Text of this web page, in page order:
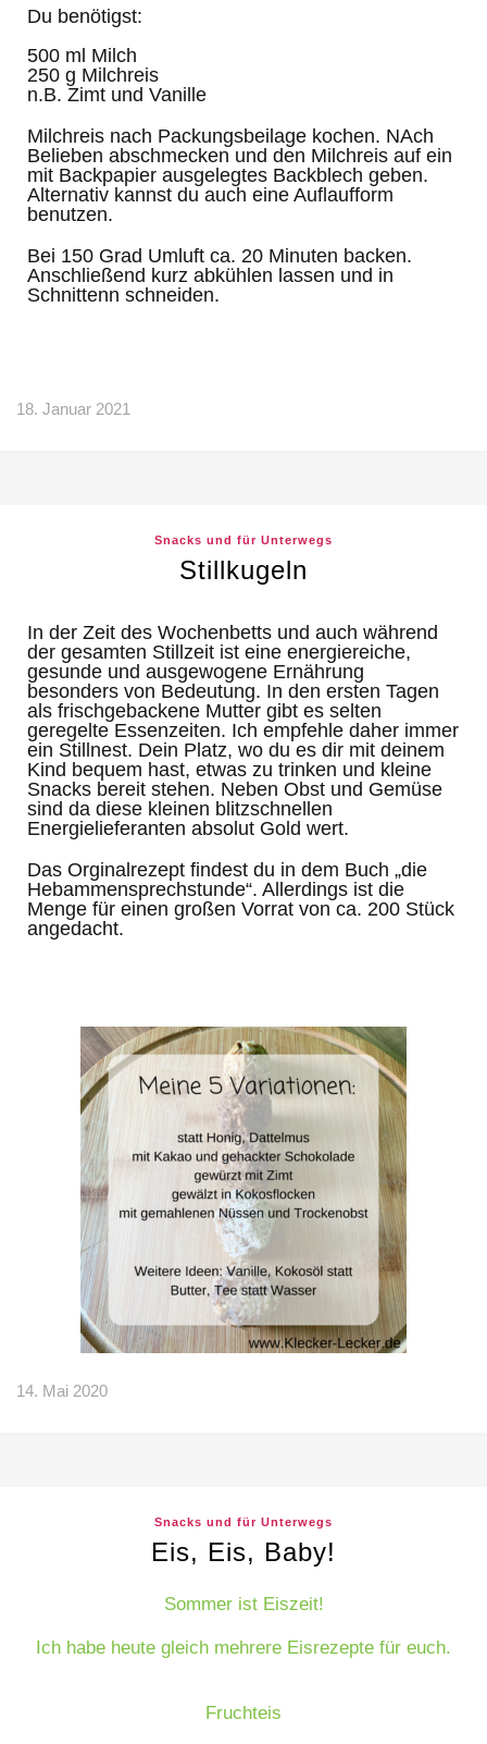
Du benötigst:
500 ml Milch
250 g Milchreis
n.B. Zimt und Vanille
Milchreis nach Packungsbeilage kochen. NAch
Belieben abschmecken und den Milchreis auf ein
mit Backpapier ausgelegtes Backblech geben.
Alternativ kannst du auch eine Auflaufform
benutzen.
Bei 150 Grad Umluft ca. 20 Minuten backen.
Anschließend kurz abkühlen lassen und in
Schnittenn schneiden.
18. Januar 2021
Snacks und für Unterwegs
Stillkugeln
In der Zeit des Wochenbetts und auch während
der gesamten Stillzeit ist eine energiereiche,
gesunde und ausgewogene Ernährung
besonders von Bedeutung. In den ersten Tagen
als frischgebackene Mutter gibt es selten
geregelte Essenzeiten. Ich empfehle daher immer
ein Stillnest. Dein Platz, wo du es dir mit deinem
Kind bequem hast, etwas zu trinken und kleine
Snacks bereit stehen. Neben Obst und Gemüse
sind da diese kleinen blitzschnellen
Energielieferanten absolut Gold wert.
Das Orginalrezept findest du in dem Buch „die
Hebammensprechstunde“. Allerdings ist die
Menge für einen großen Vorrat von ca. 200 Stück
angedacht.
14. Mai 2020
Snacks und für Unterwegs
Eis, Eis, Baby!
Sommer ist Eiszeit!
Ich habe heute gleich mehrere Eisrezepte für euch.
Fruchteis